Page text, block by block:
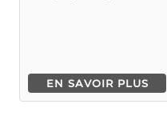
EN SAVOIR PLUS